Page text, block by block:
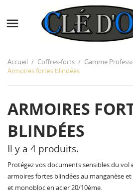

Accueil Coffres-forts
Gamme
Armoires fortes blindées
ARMOIRES
BLINDÉES
Il y a 4 produits.
Protégez vos documents sensibles du vol
armoires fortes blindées au manganèse
et monobloc en acier 20/10ème.